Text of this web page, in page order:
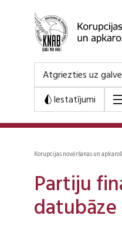
Atgriezties uz
Iestatījumi
Korupcijas novēršanas un
Partiju
datubāze